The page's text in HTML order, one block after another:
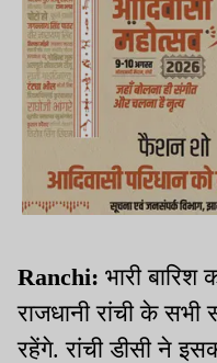
Ranchi: भारी
राजधानी रांची के
रहेंगे. रांची डीसी ने